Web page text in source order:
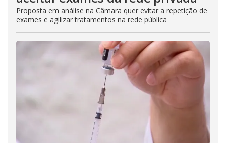
Proposta em análise na Câmara quer evitar a repetição de
exames e agilizar tratamentos na rede pública